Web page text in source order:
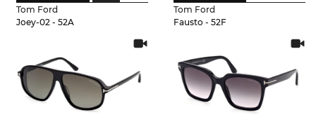
Tom Ford
Joey-02 - 52A
Tom Ford
Fausto - 52F